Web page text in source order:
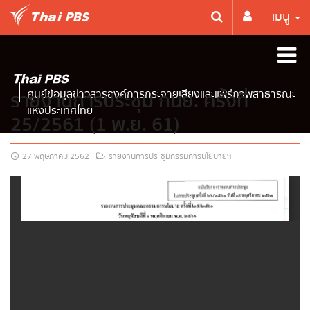
เมนู
ศูนย์ข้อมูลข่าวสารองค์การกระจายเสียงและแพร่ภาพสาธารณะ
แห่งประเทศไทย
รายงานการประชุม กนย. ครั้งที่
25/2561 (1 พ.ย. 61)
27 พฤษภาคม 2562 รายงานการประชุมกรรมการนโยบายฯ